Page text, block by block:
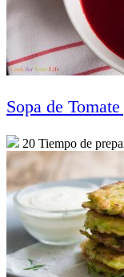
Sopa de
20 Tiempo de